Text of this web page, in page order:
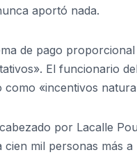
aportó nada.
de pago
El funcionario
como «incentivos
por Lacalle
mil personas más